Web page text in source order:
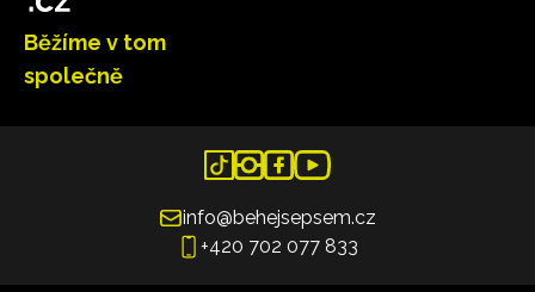
Běžíme v tom
společně
info@behejsepsem.cz
+420 702 077 833